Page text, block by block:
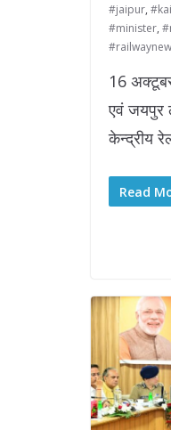
#jaipur,
#minister,
16
एवं जयपुर
केन्द्रीय
Read